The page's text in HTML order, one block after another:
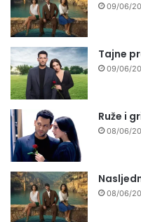
09/06/
Tajne
09/06/
Ruže i
08/06/
08/06/